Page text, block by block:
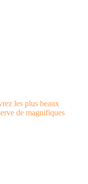
les plus beaux
de magnifiques